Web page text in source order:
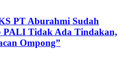
PT Aburahmi Sudah
PALI Tidak Ada Tindakan,
Ompong”